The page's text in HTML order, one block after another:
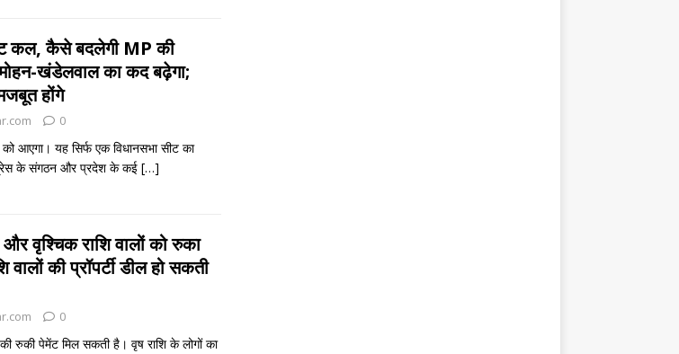
कल, कैसे बदलेगी MP की
मोहन-खंडेलवाल का कद बढ़ेगा;
होंगे
0
आएगा। यह सिर्फ एक विधानसभा सीट का
के संगठन और प्रदेश के कई […]
वृश्चिक राशि वालों को रुका
वालों की प्रॉपर्टी डील हो सकती
0
रुकी पेमेंट मिल सकती है। वृष राशि के लोगों का